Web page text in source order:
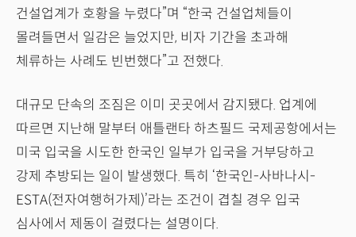
건설업계가 호황을 누렸다”며 “한국 건설업체들이
몰려들면서 일감은 늘었지만, 비자 기간을 초과해
체류하는 사례도 빈번했다”고 전했다.
대규모 단속의 조짐은 이미 곳곳에서 감지됐다. 업계에
따르면 지난해 말부터 애틀랜타 하츠필드 국제공항에서는
미국 입국을 시도한 한국인 일부가 입국을 거부당하고
강제 추방되는 일이 발생했다. 특히 ‘한국인-사바나시-
ESTA(전자여행허가제)’라는 조건이 겹칠 경우 입국
심사에서 제동이 걸렸다는 설명이다.